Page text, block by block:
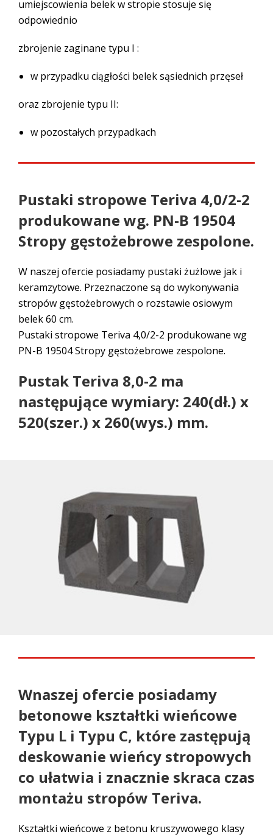
umiejscowienia belek w stropie stosuje się
odpowiednio
zbrojenie zaginane typu I :
w przypadku ciągłości belek sąsiednich przęseł
oraz zbrojenie typu II:
w pozostałych przypadkach
Pustaki stropowe Teriva 4,0/2-2
produkowane wg. PN-B 19504
Stropy gęstożebrowe zespolone.
W naszej ofercie posiadamy pustaki żużlowe jak i
keramzytowe. Przeznaczone są do wykonywania
stropów gęstożebrowych o rozstawie osiowym
belek 60 cm.
Pustaki stropowe Teriva 4,0/2-2 produkowane wg
PN-B 19504 Stropy gęstożebrowe zespolone.
Pustak Teriva 8,0-2 ma
następujące wymiary: 240(dł.) x
520(szer.) x 260(wys.) mm.
Wnaszej ofercie posiadamy
betonowe kształtki wieńcowe
Typu L i Typu C, które zastępują
deskowanie wieńcy stropowych
co ułatwia i znacznie skraca czas
montażu stropów Teriva.
Kształtki wieńcowe z betonu kruszywowego klasy